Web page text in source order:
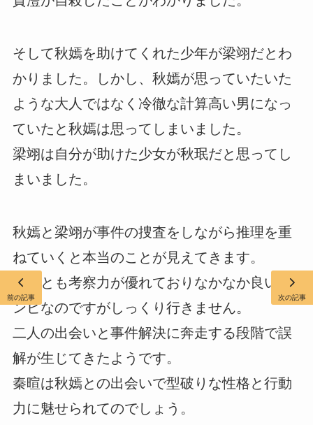
そして秋嫣を助けてくれた少年が梁翊だとわ
かりました。しかし、秋嫣が思っていたいた
ような大人ではなく冷徹な計算高い男になっ
ていたと秋嫣は思ってしまいました。
梁翊は自分が助けた少女が秋珉だと思ってし
まいました。
秋嫣と梁翊が事件の捜査をしながら推理を重
ねていくと本当のことが見えてきます。
二人とも考察力が優れておりなかなか良いコ
ンビなのですがしっくり行きません。
二人の出会いと事件解決に奔走する段階で誤
解が生じてきたようです。
秦暄は秋嫣との出会いで型破りな性格と行動
力に魅せられてのでしょう。
前の記事 次の記事